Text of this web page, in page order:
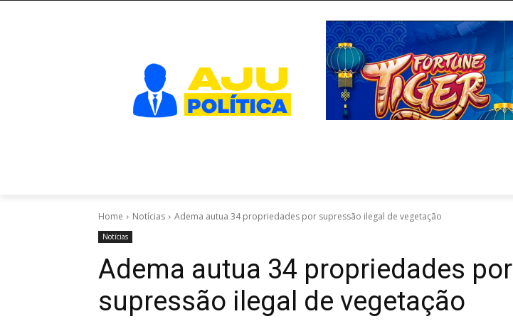
Home Notícias Adema autua 34 propriedades por supressão ilegal de vegetação
Notícias
Adema autua 34 propriedades por
supressão ilegal de vegetação